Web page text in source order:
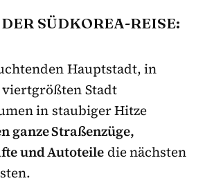
SÜDKOREA-REISE:
Hauptstadt, in
Stadt
in staubiger Hitze
ganze Straßenzüge,
und Autoteile die nächsten